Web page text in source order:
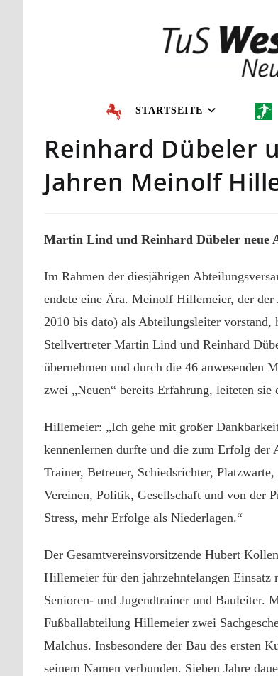
STARTSEITE
Reinhard Dübeler
Jahren Meinolf
Martin Lind und Reinhard Dübeler neue
Im Rahmen der diesjährigen
endete eine Ära. Meinolf Hillemeier, der
2010 bis dato) als Abteilungsleiter vorstand,
Stellvertreter Martin Lind und Reinhard
übernehmen und durch die 46 anwesenden
zwei „Neuen“ bereits Erfahrung, leiteten
Hillemeier: „Ich gehe mit großer
kennenlernen durfte und die zum Erfolg der
Trainer, Betreuer, Schiedsrichter,
Vereinen, Politik, Gesellschaft und von der
Stress, mehr Erfolge als Niederlagen.“
Der Gesamtvereinsvorsitzende Hubert
Hillemeier für den jahrzehntelangen Einsatz
Senioren- und Jugendtrainer und Bauleiter.
Fußballabteilung Hillemeier zwei
Malchus. Insbesondere der Bau des ersten
seinem Namen verbunden. Sieben Jahre